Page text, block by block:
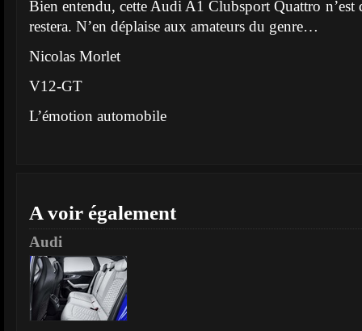
Bien entendu, cette Audi A1 Clubsport Quattro n’est
restera. N’en déplaise aux amateurs du genre…
Nicolas Morlet
V12-GT
L’émotion automobile
A voir également
Audi